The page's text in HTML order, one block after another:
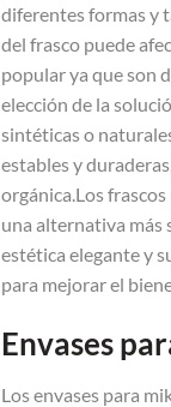
diferentes formas y
del frasco puede
popular ya que son
elección de la
sintéticas o
estables y
orgánica.Los
una alternativa más
estética elegante y
para mejorar el
Envases
Los envases para